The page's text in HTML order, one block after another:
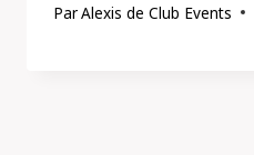
ParAlexis de Club Events